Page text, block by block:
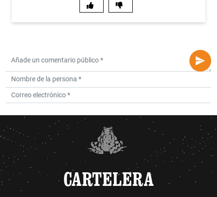
CARTELERA